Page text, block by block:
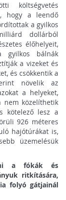
költségvetés
hogy a leendő
a gyilkos
dollárból
élőhelyeit,
gyilkos bálnák
a vizeket és
és csökkentik a
növelik az
a helyeket,
nem közelíthetik
kötelező lesz a
926 méteres
hajótúrákat is,
üzemelésük
a fókák és
ritkítására,
folyó gátjainál